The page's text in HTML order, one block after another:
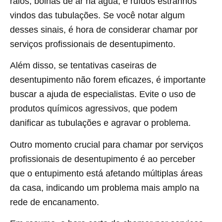
vindos das tubulações. Se você notar algum
desses sinais, é hora de considerar chamar por
serviços profissionais de desentupimento.
Além disso, se tentativas caseiras de
desentupimento não forem eficazes, é importante
buscar a ajuda de especialistas. Evite o uso de
produtos químicos agressivos, que podem
danificar as tubulações e agravar o problema.
Outro momento crucial para chamar por serviços
profissionais de desentupimento é ao perceber
que o entupimento está afetando múltiplas áreas
da casa, indicando um problema mais amplo na
rede de encanamento.